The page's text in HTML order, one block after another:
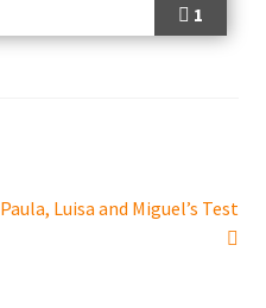
1
Paula, Luisa and Miguel’s Test